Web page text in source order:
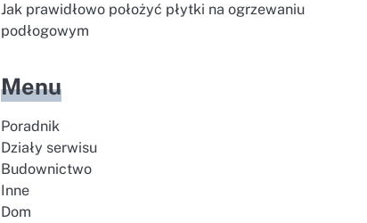
Jak prawidłowo położyć płytki na ogrzewaniu
podłogowym
Menu
Poradnik
Działy serwisu
Budownictwo
Inne
Dom